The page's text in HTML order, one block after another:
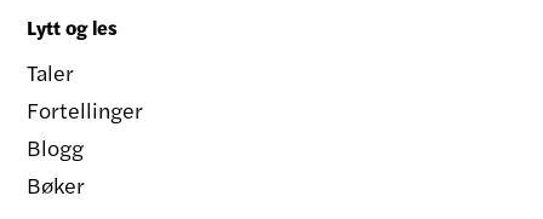
Lytt og les
Taler
Fortellinger
Blogg
Bøker